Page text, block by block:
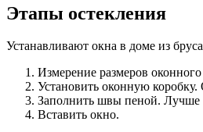
Этапы остекления
Устанавливают окна в доме из
Измерение размеров
Установить оконную коробку.
Заполнить швы пеной. Лучше
Вставить окно.